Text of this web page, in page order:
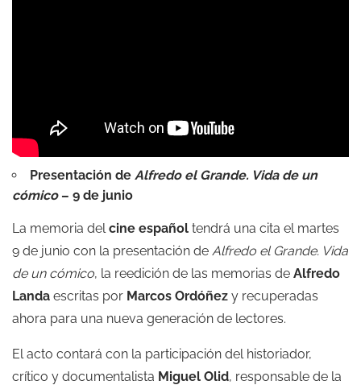
Presentación de Alfredo el Grande. Vida de un
cómico– 9 de junio
La memoria delcine español tendrá una cita el martes
9 de junio con la presentación de Alfredo el Grande. Vida
de un cómico, la reedición de las memorias de Alfredo
Landa escritas por Marcos Ordóñez y recuperadas
ahora para una nueva generación de lectores.
El acto contará con la participación del historiador,
crítico y documentalista Miguel Olid, responsable de la